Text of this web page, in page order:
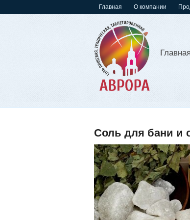
Главная О компании
Главная
Соль для бани и